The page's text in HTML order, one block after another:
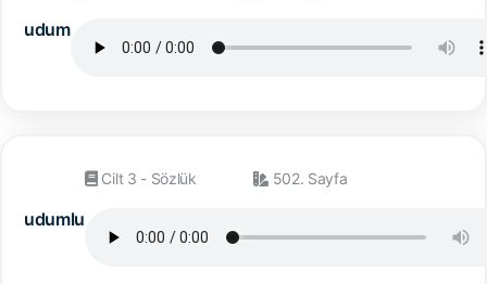
udum
udumlu
Cilt 3 - Sözlük 502. Sayfa